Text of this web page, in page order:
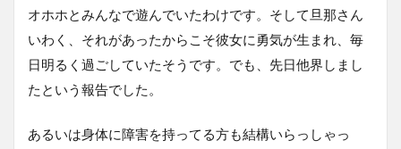
オホホとみんなで遊んでいたわけです。そして旦那さん
いわく、それがあったからこそ彼女に勇気が生まれ、毎
日明るく過ごしていたそうです。でも、先日他界しまし
たという報告でした。
あるいは身体に障害を持ってる方も結構いらっしゃっ